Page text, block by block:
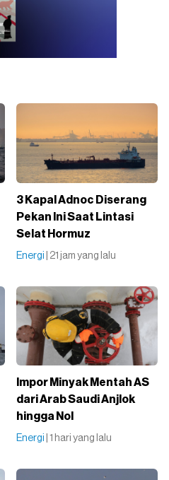
3 Kapal Adnoc Diserang
Pekan Ini Saat Lintasi
Selat Hormuz
Energi | 21 jam yang lalu
Impor Minyak Mentah AS
dari Arab Saudi Anjlok
hingga Nol
Energi | 1 hari yang lalu